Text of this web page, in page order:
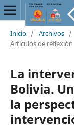
Inicio / Archivos /
Artículos de reflexión
La
Bolivia.
la